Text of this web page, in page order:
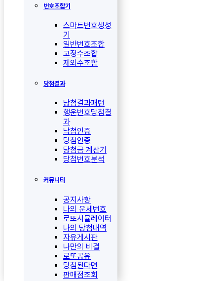
번호조합기
스마트번호생성
기
일반번호조합
고정수조합
제외수조합
당첨결과
당첨결과패턴
행운번호당첨결
과
낙첨인증
당첨인증
당첨금 계산기
당첨번호분석
커뮤니티
공지사항
나의 운세번호
로또시뮬레이터
나의 당첨내역
자유게시판
나만의 비결
로또공유
당첨된다면
판매점조회